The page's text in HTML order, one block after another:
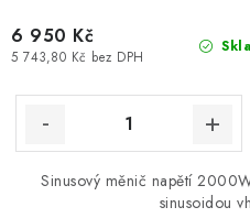
5 743,80 Kč bez DPH
6 950 Kč
Sinusový měnič napětí
sinusoidou